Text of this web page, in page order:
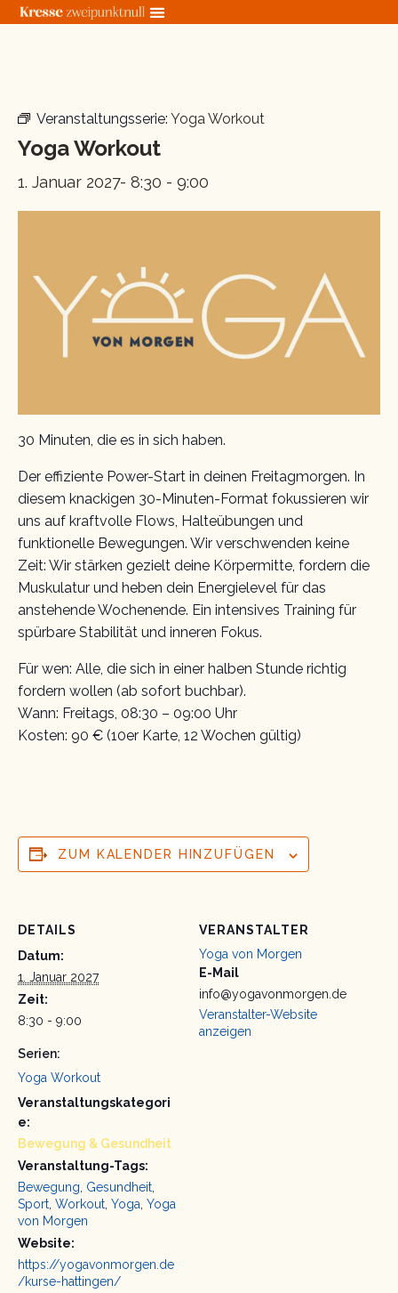
Zum
Veranstaltungsserie: Yoga Workout
Yoga Workout
1. Januar 2027- 8:30 - 9:00
30 Minuten, die es in sich haben.
Der effiziente Power-Start in deinen Freitagmorgen. In
diesem knackigen 30-Minuten-Format fokussieren wir
uns auf kraftvolle Flows, Halteübungen und
funktionelle Bewegungen. Wir verschwenden keine
Zeit: Wir stärken gezielt deine Körpermitte, fordern die
Muskulatur und heben dein Energielevel für das
anstehende Wochenende. Ein intensives Training für
spürbare Stabilität und inneren Fokus.
Für wen: Alle, die sich in einer halben Stunde richtig
fordern wollen (ab sofort buchbar).
Wann: Freitags, 08:30 – 09:00 Uhr
Kosten: 90 € (10er Karte, 12 Wochen gültig)
ZUM KALENDER HINZUFÜGEN
DETAILS
Datum:
1. Januar 2027
Zeit:
8:30 - 9:00
Serien:
Yoga Workout
Veranstaltungskategori
e:
Bewegung & Gesundheit
Veranstaltung-Tags:
Bewegung, Gesundheit,
Sport, Workout, Yoga, Yoga
von Morgen
Website:
https://yogavonmorgen.de
/kurse-hattingen/
VERANSTALTER
Yoga von Morgen
E-Mail
info@yogavonmorgen.de
Veranstalter-Website
anzeigen